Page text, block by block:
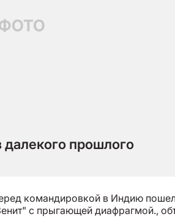
далекого прошлого
командировкой в Индию
с прыгающей диафрагмой.,